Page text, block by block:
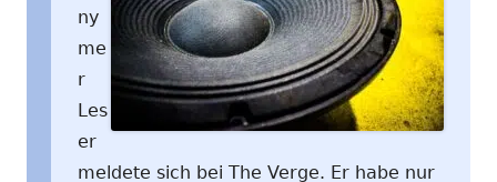
ny
me
r
Les
er
meldete sich bei The Verge. Er habe nur